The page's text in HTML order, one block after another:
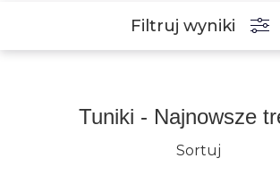
Filtruj wyniki
Tuniki - Najnowsze
Sortuj